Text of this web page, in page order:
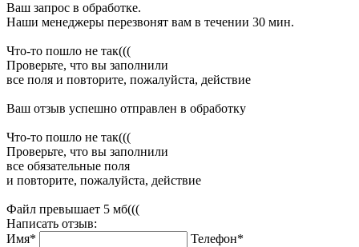
Ваш запрос в обработке.
Наши менеджеры перезвонят вам в течении 30 мин.
Что-то пошло не так(((
Проверьте, что вы заполнили
все поля и повторите, пожалуйста, действие
Ваш отзыв успешно отправлен в обработку
Что-то пошло не так(((
Проверьте, что вы заполнили
все обязательные поля
и повторите, пожалуйста, действие
Файл превышает 5 мб(((
Написать отзыв:
Имя*
Телефон*